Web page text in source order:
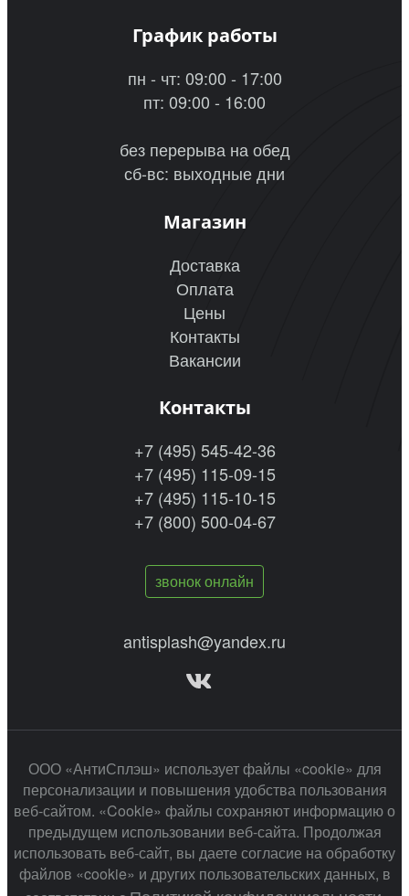
График работы
пн - чт: 09:00 - 17:00
пт: 09:00 - 16:00
без перерыва на обед
сб-вс: выходные дни
Магазин
Доставка
Оплата
Цены
Контакты
Вакансии
Контакты
+7 (495) 545-42-36
+7 (495) 115-09-15
+7 (495) 115-10-15
+7 (800) 500-04-67
звонок онлайн
antisplash@yandex.ru
ООО «АнтиСплэш» использует файлы «cookie» для
персонализации и повышения удобства пользования
веб-сайтом. «Cookie» файлы сохраняют информацию о
предыдущем использовании веб-сайта. Продолжая
использовать веб-сайт, вы даете согласие на обработку
файлов «cookie» и других пользовательских данных, в